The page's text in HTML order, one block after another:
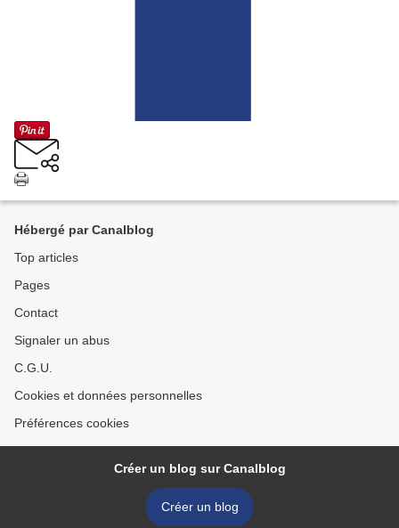
Hébergé par Canalblog
Top articles
Pages
Contact
Signaler un abus
C.G.U.
Cookies et données personnelles
Préférences cookies
Créer un blog sur Canalblog
Créer un blog